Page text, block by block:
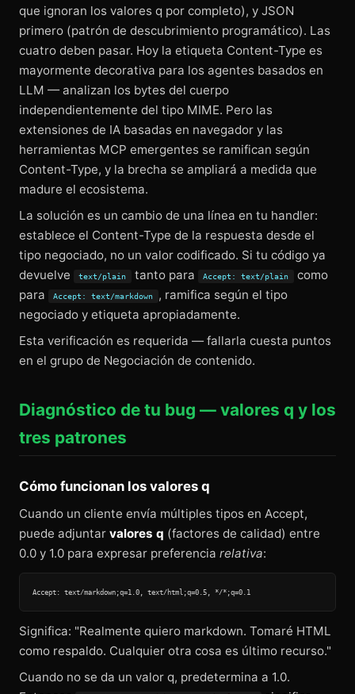
que ignoran los valores q por completo), y JSON
primero (patrón de descubrimiento programático). Las
cuatro deben pasar. Hoy la etiqueta Content-Type es
mayormente decorativa para los agentes basados en
LLM — analizan los bytes del cuerpo
independientemente del tipo MIME. Pero las
extensiones de IA basadas en navegador y las
herramientas MCP emergentes se ramifican según
Content-Type, y la brecha se ampliará a medida que
madure el ecosistema.
La solución es un cambio de una línea en tu handler:
establece el Content-Type de la respuesta desde el
tipo negociado, no un valor codificado. Si tu código ya
devuelve
text/plain tanto para Accept: text/plain
como
para
Accept: text/markdown
, ramifica según el tipo
negociado y etiqueta apropiadamente.
Esta verificación es requerida — fallarla cuesta puntos
en el grupo de Negociación de contenido.
Diagnóstico de tu bug — valores q y los
tres patrones
Cómo funcionan los valores q
Cuando un cliente envía múltiples tipos en Accept,
puede adjuntar valores q (factores de calidad) entre
0.0 y 1.0 para expresar preferencia relativa:
Significa: "Realmente quiero markdown. Tomaré HTML
como respaldo. Cualquier otra cosa es último recurso."
Cuando no se da un valor q, predetermina a 1.0.